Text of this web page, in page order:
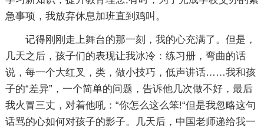
急事项，我放弃休息加班直到鸡叫。
记得刚刚走上舞台的那一刻，我的心充满了。但是，
几天之后，孩子们的表现让我冰冷：练习册，弯曲的话
说，每一个大红叉，类，做小技巧，低声讲话……我和孩
子的“差异”，一个简单的问题，告诉他几次做不好，最后
我火冒三丈，对着他吼：“你怎么这么笨!“但是我忽略这句
话骂的心如何对孩子的影子。几天后，中国老师递给我一